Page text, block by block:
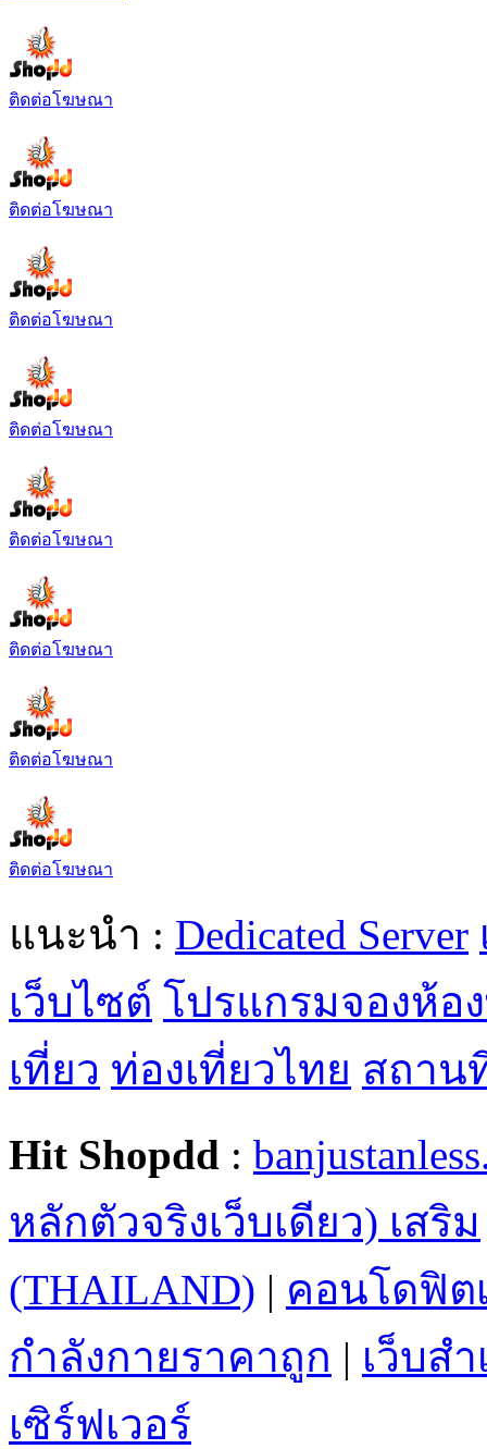
ติดต่อโฆษณา
ติดต่อโฆษณา
ติดต่อโฆษณา
ติดต่อโฆษณา
ติดต่อโฆษณา
ติดต่อโฆษณา
ติดต่อโฆษณา
ติดต่อโฆษณา
แนะนำ : Dedicated Server
เว็บไซต์ โปรแกรมจองห้อ
เที่ยว ท่องเที่ยวไทย สถาน
Hit Shopdd :
หลักตัวจริงเว็บเดียว) เสริม
(THAILAND) | คอนโดฟิต
กำลังกายราคาถูก | เว็บส
เซิร์ฟเวอร์